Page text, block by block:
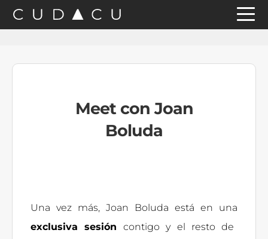
Saltar
a
Saltar
al
Saltar
a
Meet con Joan
Boluda
Una vez más, Joan Boluda está en una
exclusiva sesióncontigo y el resto de